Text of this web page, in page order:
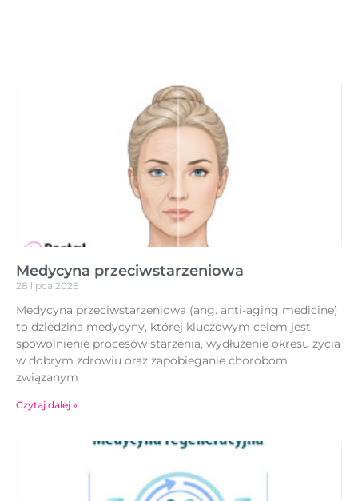
Medycyna przeciwstarzeniowa
28 lipca 2026
Medycyna przeciwstarzeniowa (ang. anti-aging medicine)
to dziedzina medycyny, której kluczowym celem jest
spowolnienie procesów starzenia, wydłużenie okresu życia
w dobrym zdrowiu oraz zapobieganie chorobom
związanym
Czytaj dalej »